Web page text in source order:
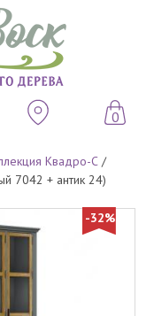
0
Квадро-С /
7042 + антик 24)
-32%